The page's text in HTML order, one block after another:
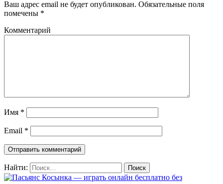
Ваш адрес email не будет опубликован. Обязательные поля
помечены *
Комментарий
Имя *
Email *
Найти: